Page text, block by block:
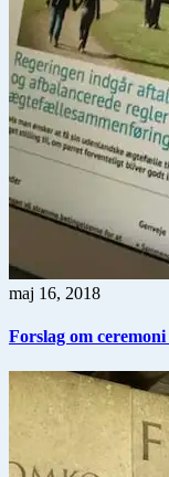
maj 16, 2018
Forslag om